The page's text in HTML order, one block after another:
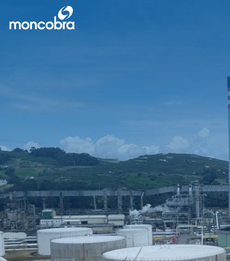
Nº Horas: 25,000 h/a / 6 mill. ton/a